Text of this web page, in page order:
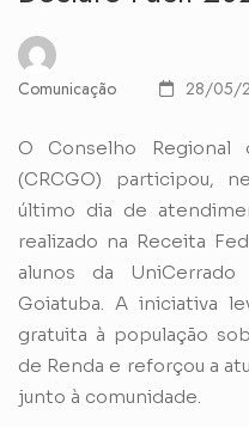
Comunicação 28/05/
O Conselho Regional
(CRCGO) participou,
último dia de
realizado na Receita
alunos da
Goiatuba. A iniciativa
gratuita à população
de Renda e reforçou a
junto à comunidade.